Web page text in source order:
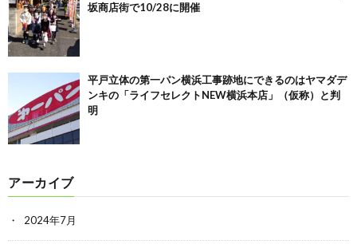
坂商店街で10/28に開催
平戸立体の第一パン横浜工事跡地にできるのはヤマダデ
ンキの「ライフセレクトNEW横浜本店」（仮称）と判
明
アーカイブ
2024年7月